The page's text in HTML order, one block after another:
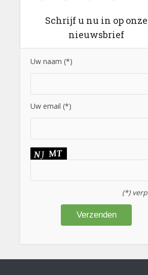
Schrijf u nu in op onze
nieuwsbrief
Uw naam (*)
Uw email (*)
(*)